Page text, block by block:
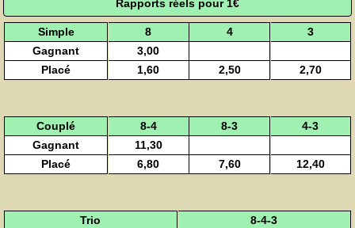
Rapports réels pour 1€
Simple 8 4
3
Gagnant
3,00
Placé
1,60 2,50 2,70
Couplé 8-4 8-3
4-3
Gagnant
11,30
Placé
6,80 7,60 12,40
Trio
8-4-3